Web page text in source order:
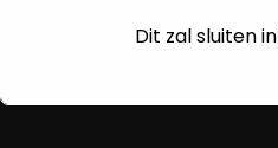
Dit zal sluiten in